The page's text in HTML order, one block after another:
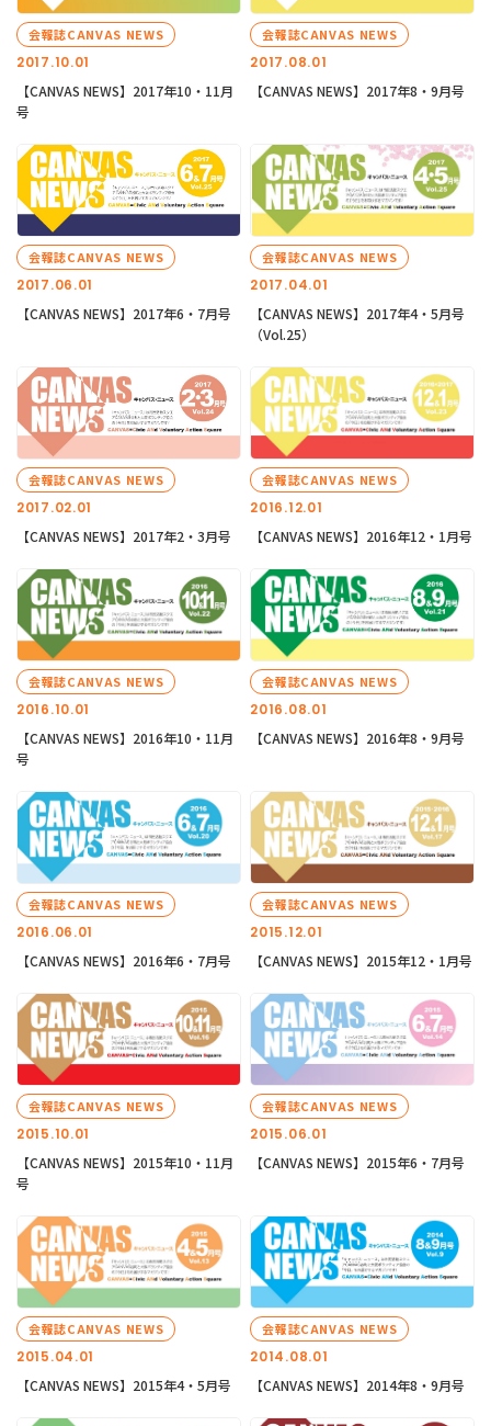
2017.10.01
会報誌CANVAS NEWS
【CANVAS NEWS】2017年10・11月
号
2017.08.01
会報誌CANVAS NEWS
【CANVAS NEWS】2017年8・9月号
2017.06.01
会報誌CANVAS NEWS
【CANVAS NEWS】2017年6・7月号
2017.04.01
会報誌CANVAS NEWS
【CANVAS NEWS】2017年4・5月号
（Vol.25）
2017.02.01
会報誌CANVAS NEWS
【CANVAS NEWS】2017年2・3月号
2016.12.01
会報誌CANVAS NEWS
【CANVAS NEWS】2016年12・1月号
2016.10.01
会報誌CANVAS NEWS
【CANVAS NEWS】2016年10・11月
号
2016.08.01
会報誌CANVAS NEWS
【CANVAS NEWS】2016年8・9月号
2016.06.01
会報誌CANVAS NEWS
【CANVAS NEWS】2016年6・7月号
2015.12.01
会報誌CANVAS NEWS
【CANVAS NEWS】2015年12・1月号
2015.10.01
会報誌CANVAS NEWS
【CANVAS NEWS】2015年10・11月
号
2015.06.01
会報誌CANVAS NEWS
【CANVAS NEWS】2015年6・7月号
2015.04.01
会報誌CANVAS NEWS
【CANVAS NEWS】2015年4・5月号
2014.08.01
会報誌CANVAS NEWS
【CANVAS NEWS】2014年8・9月号